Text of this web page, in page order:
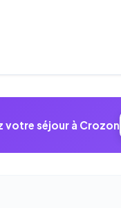
votre séjour à Crozon